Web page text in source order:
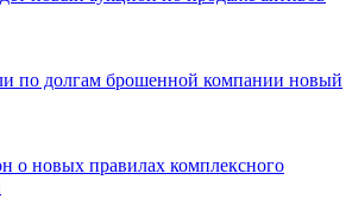
по долгам брошенной компании новый
о новых правилах комплексного